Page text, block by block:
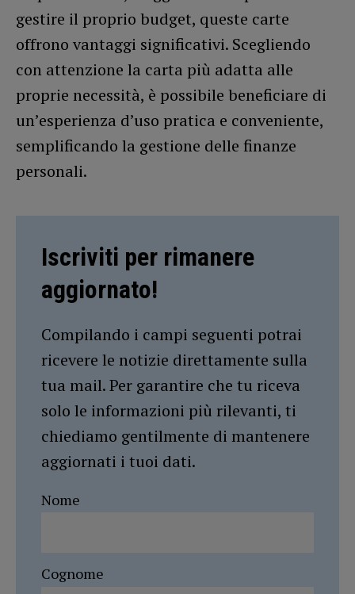
gestire il proprio budget, queste carte
offrono vantaggi significativi. Scegliendo
con attenzione la carta più adatta alle
proprie necessità, è possibile beneficiare di
un’esperienza d’uso pratica e conveniente,
semplificando la gestione delle finanze
personali.
Iscriviti per rimanere
aggiornato!
Compilando i campi seguenti potrai
ricevere le notizie direttamente sulla
tua mail. Per garantire che tu riceva
solo le informazioni più rilevanti, ti
chiediamo gentilmente di mantenere
aggiornati i tuoi dati.
Nome
Cognome